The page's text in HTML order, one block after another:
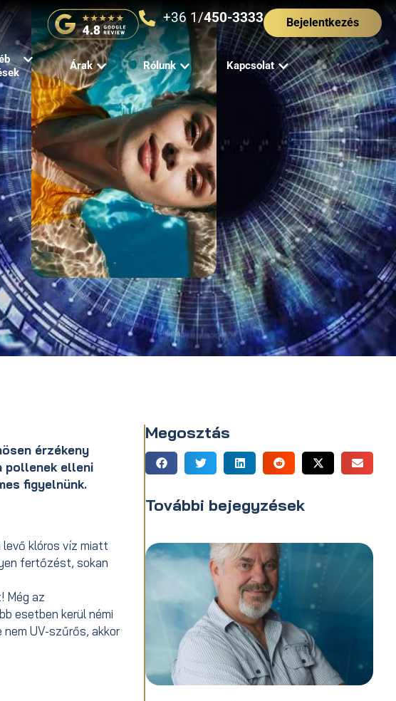
+36 1/450-3333 Bejelentkezés
Árak Rólunk Kapcsolat
érzékeny
pollenek elleni
figyelnünk.
levő klóros víz miatt
fertőzést, sokan
Még az
esetben kerül némi
UV-szűrős, akkor
Megosztás
További bejegyzések